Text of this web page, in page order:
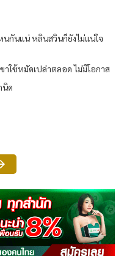
กันแน่ หลินสวินก็ยังไม่แน่ใจ
าใช้หมัดเปล่าตลอด ไม่มีโอกาส
นิด